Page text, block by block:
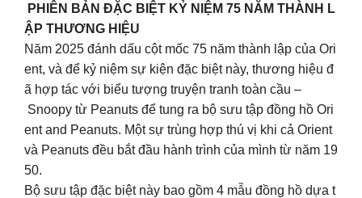
PHIÊN BẢN ĐẶC BIỆT KỶ NIỆM 75 NĂM THÀNH L
ẬP THƯƠNG HIỆU
Năm 2025 đánh dấu cột mốc 75 năm thành lập của Ori
ent, và để kỷ niệm sự kiện đặc biệt này, thương hiệu đ
ã hợp tác với biểu tượng truyện tranh toàn cầu –
Snoopy từ Peanuts để tung ra bộ sưu tập đồng hồ Ori
ent and Peanuts. Một sự trùng hợp thú vị khi cả Orient
và Peanuts đều bắt đầu hành trình của mình từ năm 19
50.
Bộ sưu tập đặc biệt này bao gồm 4 mẫu đồng hồ dựa t